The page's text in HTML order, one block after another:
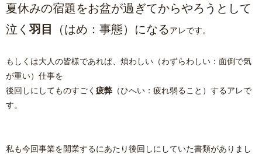
夏休みの宿題をお盆が過ぎてからやろうとして
泣く羽目 （はめ：事態）になるアレです。
もしくは大人の皆様であれば、煩わしい（わずらわしい：面倒で気
が重い）仕事を
後回しにしてものすごく 疲弊 （ひへい：疲れ弱ること）するアレで
す。
私も今回事業を開業するにあたり後回しにしていた書類がありまし